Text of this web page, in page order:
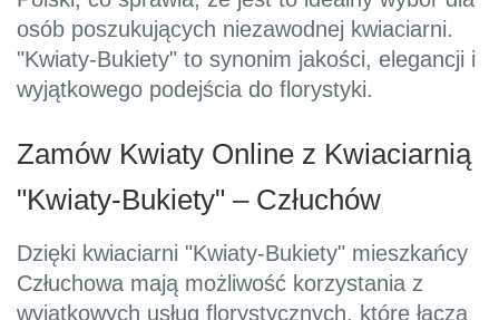
osób poszukujących niezawodnej kwiaciarni.
"Kwiaty-Bukiety" to synonim jakości, elegancji i
wyjątkowego podejścia do florystyki.
Zamów Kwiaty Online z Kwiaciarnią
"Kwiaty-Bukiety" – Człuchów
Dzięki kwiaciarni "Kwiaty-Bukiety" mieszkańcy
Człuchowa mają możliwość korzystania z
wyjątkowych usług florystycznych, które łączą